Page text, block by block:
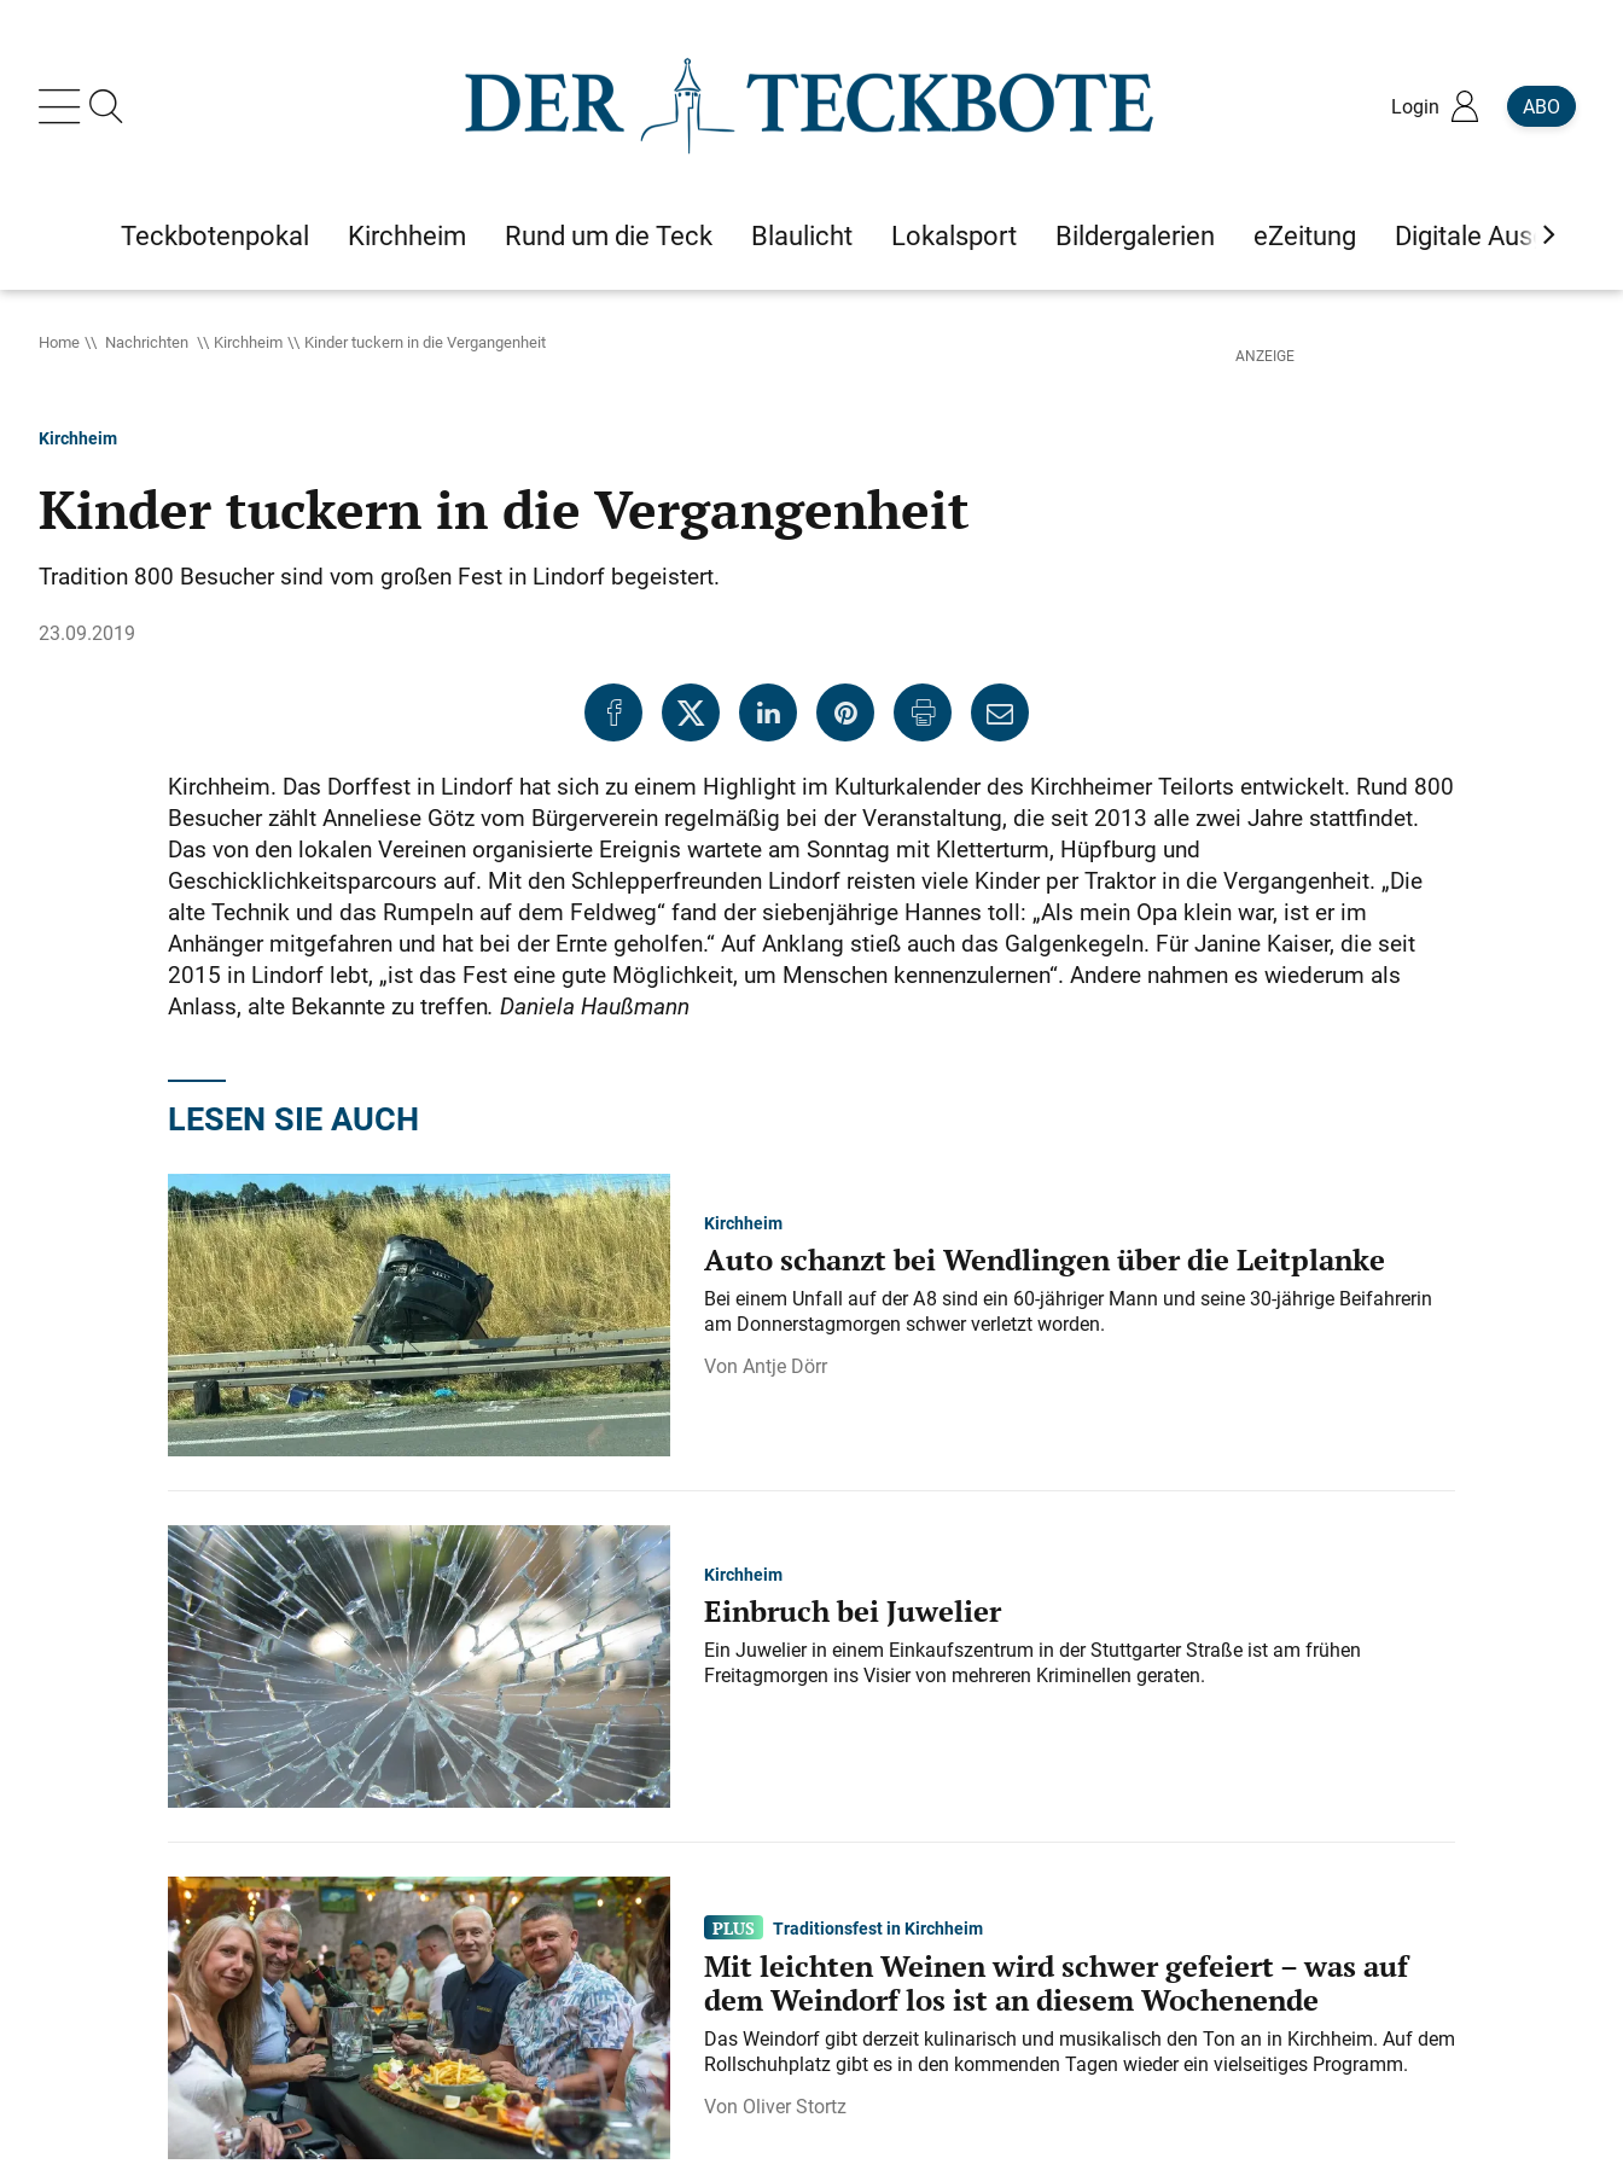
Login ABO
Teckbotenpokal Kirchheim Rund um die Teck Blaulicht Lokalsport Bildergalerien eZeitung Digitale Ausgaben
Home Nachrichten Kirchheim Kinder tuckern in die Vergangenheit
Kirchheim
Kinder tuckern in die Vergangenheit
Tradition 800 Besucher sind vom großen Fest in Lindorf begeistert.
23.09.2019
Kirchheim. Das Dorffest in Lindorf hat sich zu einem Highlight im Kulturkalender des Kirchheimer Teil­orts entwickelt. Rund 800
Besucher zählt Anneliese Götz vom Bürgerverein regelmäßig bei der Veranstaltung, die seit 2013 alle zwei Jahre stattfindet.
Das von den lokalen Vereinen organisierte Ereignis wartete am Sonntag mit Kletterturm, Hüpfburg und
Geschicklichkeitsparcours auf. Mit den Schlepperfreunden Lindorf reisten viele Kinder per Traktor in die Vergangenheit. „Die
alte Technik und das Rumpeln auf dem Feldweg“ fand der siebenjährige Hannes toll: „Als mein Opa klein war, ist er im
Anhänger mitgefahren und hat bei der Ernte geholfen.“ Auf Anklang stieß auch das Galgenkegeln. Für Janine Kaiser, die seit
2015 in Lindorf lebt, „ist das Fest eine gute Möglichkeit, um Menschen kennenzulernen“. Andere nahmen es wiederum als
Anlass, alte Bekannte zu treffen. Daniela Haußmann
LESEN SIE AUCH
Kirchheim
Auto schanzt bei Wendlingen über die Leitplanke
Bei einem Unfall auf der A 8 sind ein 60-jähriger Mann und seine 30-jährige Beifahrerin
am Donnerstagmorgen schwer verletzt worden.
Antje Dörr
Kirchheim
Einbruch bei Juwelier
Ein Juwelier in einem Einkaufszentrum in der Stuttgarter Straße ist am frühen
Freitagmorgen ins Visier von mehreren Kriminellen geraten.
Traditionsfest in Kirchheim
Mit leichten Weinen wird schwer gefeiert – was auf
dem Weindorf los ist an diesem Wochenende
Das Weindorf gibt derzeit kulinarisch und musikalisch den Ton an in Kirchheim. Auf dem
Rollschuhplatz gibt es in den kommenden Tagen wieder ein vielseitiges Programm.
Oliver Stortz